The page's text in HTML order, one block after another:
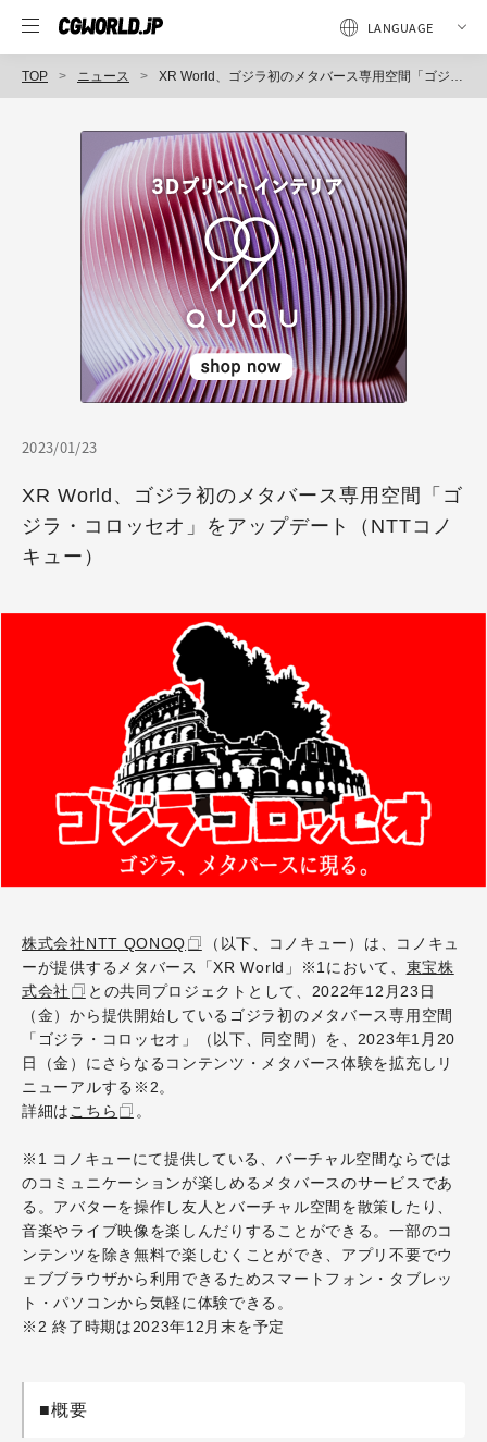
TOP ニュース XR World、ゴジラ初のメタバース専用空間「ゴジラ・コロッセオ」をアップデート（NTTコノキュー）
2023/01/23
XR World、ゴジラ初のメタバース専用空間「ゴ
ジラ・コロッセオ」をアップデート（NTTコノ
キュー）
株式会社NTT QONOQ
（以下、コノキュー）は、コノキュ
ーが提供するメタバース「XR World」※1において、 東宝株
式会社
との共同プロジェクトとして、2022年12月23日
（金）から提供開始しているゴジラ初のメタバース専用空間
「ゴジラ・コロッセオ」（以下、同空間）を、2023年1月20
日（金）にさらなるコンテンツ・メタバース体験を拡充しリ
ニューアルする※2。
詳細は こちら 。
※1 コノキューにて提供している、バーチャル空間ならでは
のコミュニケーションが楽しめるメタバースのサービスであ
る。アバターを操作し友人とバーチャル空間を散策したり、
音楽やライブ映像を楽しんだりすることができる。一部のコ
ンテンツを除き無料で楽しむくことができ、アプリ不要でウ
ェブブラウザから利用できるためスマートフォン・タブレッ
ト・パソコンから気軽に体験できる。
※2 終了時期は2023年12月末を予定
■概要